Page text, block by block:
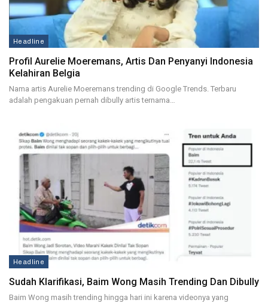
Headline
Profil Aurelie Moeremans, Artis Dan Penyanyi Indonesia
Kelahiran Belgia
Nama artis Aurelie Moeremans trending di Google Trends. Terbaru
adalah pengakuan pernah dibully artis ternama…
Headline
Sudah Klarifikasi, Baim Wong Masih Trending Dan Dibully
Baim Wong masih trending hingga hari ini karena videonya yang